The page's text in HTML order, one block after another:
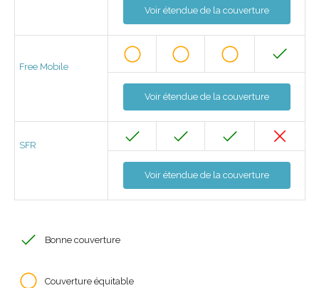
Voir étendue de la couverture
Free Mobile
Voir étendue de la couverture
SFR
Voir étendue de la couverture
Bonne couverture
Couverture équitable